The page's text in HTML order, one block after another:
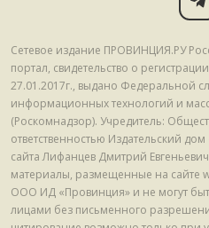
Сетевое издание ПРОВИНЦИЯ.РУ
портал, свидетельство о
27.01.2017г., выдано Федеральной
информационных технологий и
(Роскомнадзор). Учредитель:
ответственностью Издательский
сайта Лифанцев Дмитрий
материалы, размещенные на сайте
ООО ИД «Провинция» и не могут
лицами без письменного